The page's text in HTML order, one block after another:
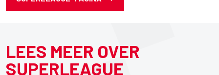
LEES MEER OVER
SUPERLEAGUE